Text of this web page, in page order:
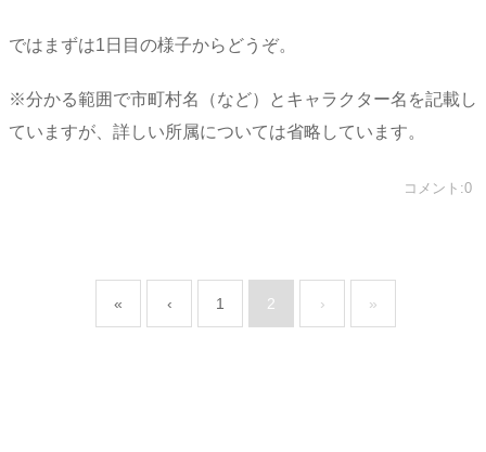
ではまずは1日目の様子からどうぞ。
※分かる範囲で市町村名（など）とキャラクター名を記載し
ていますが、詳しい所属については省略しています。
コメント:0
« ‹ 1 2 › »